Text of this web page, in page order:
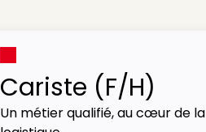
Cariste (F/H)
Un métier qualifié, au cœur de la